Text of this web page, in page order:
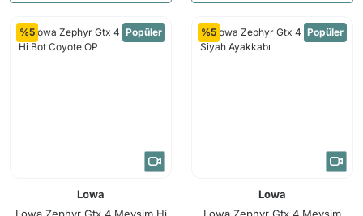
%5 Popüler
Lowa
%5 Popüler
Lowa